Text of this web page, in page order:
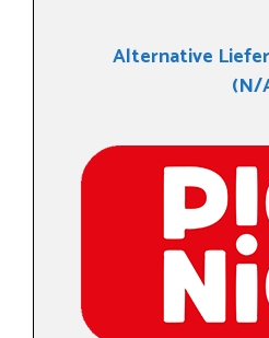
Alternative
(N/